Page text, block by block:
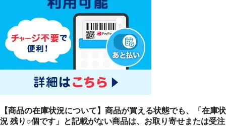
【商品の在庫状況について】商品が買える状態でも、「在庫状
況 残り○個です」と記載がない商品は、お取り寄せまたは受注